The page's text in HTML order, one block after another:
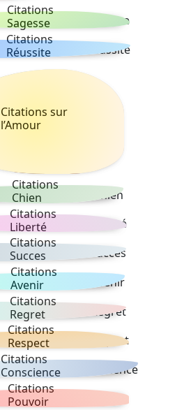
Citations
Sagesse
Citations
Réussite
Citations sur
l’Amour
Citations
Chien
Citations
Liberté
Citations
Succes
Citations
Avenir
Citations
Regret
Citations
Respect
Citations
Conscience
Citations
Pouvoir